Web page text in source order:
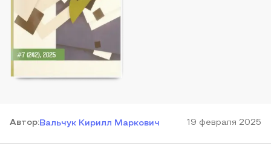
Автор:Вальчук Кирилл Маркович 19 февраля 2025